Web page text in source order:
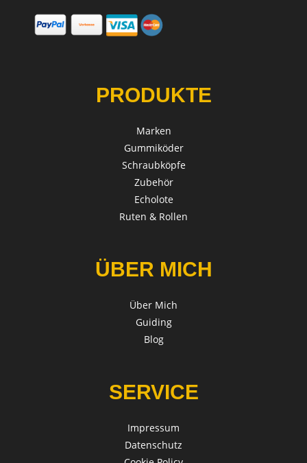
PRODUKTE
Marken
Gummiköder
Schraubköpfe
Zubehör
Echolote
Ruten & Rollen
ÜBER MICH
Über Mich
Guiding
Blog
SERVICE
Impressum
Datenschutz